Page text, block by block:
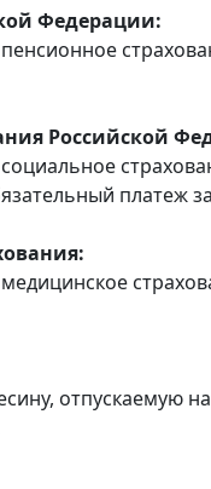
Федерации:
Российской
платеж
отпускаемую